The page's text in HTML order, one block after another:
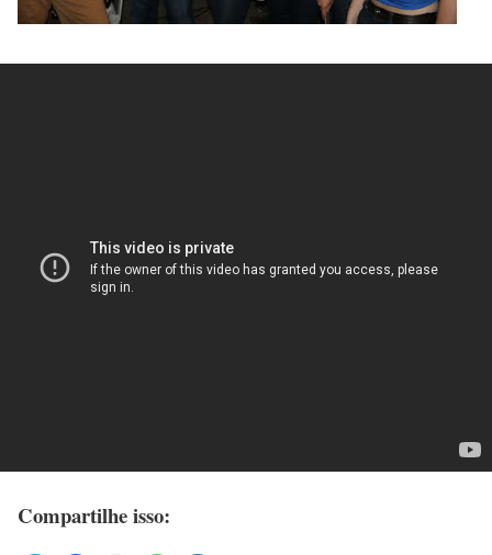
Compartilhe isso: